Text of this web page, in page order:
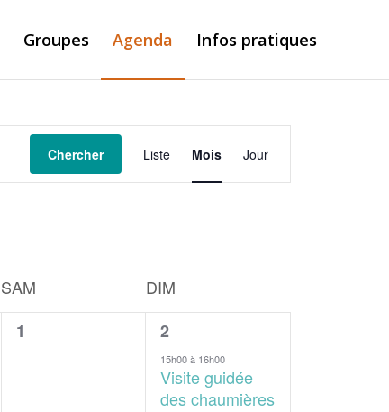
Groupes Agenda Infos pratiques
Chercher
de
Évènement
Liste Mois Jour
SAM
DIM
0
1
1
évènement,
2
15h00à 16h00
Visite guidée
des chaumières